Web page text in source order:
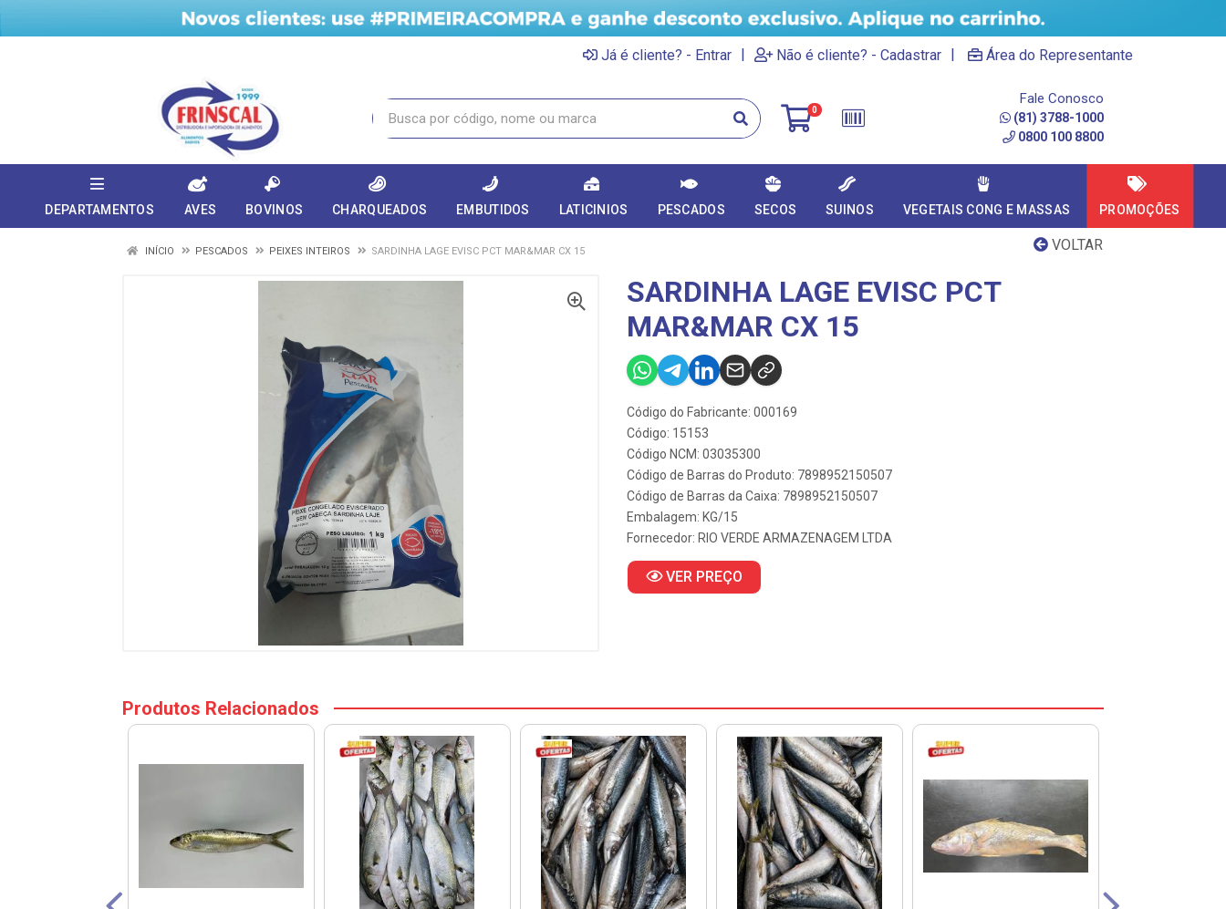
Já é cliente? - Entrar | Não é cliente? - Cadastrar | Área do Representante
0
Fale Conosco
(81) 3788-1000
0800 100 8800
DEPARTAMENTOS AVES BOVINOS CHARQUEADOS EMBUTIDOS LATICINIOS PESCADOS SECOS SUINOS VEGETAIS CONG E MASSAS PROMOÇÕES
VOLTAR
INÍCIO PESCADOS PEIXES INTEIROS SARDINHA LAGE EVISC PCT MAR&MAR CX 15
SARDINHA LAGE EVISC PCT
MAR&MAR CX 15
Código do Fabricante: 000169
Código: 15153
Código NCM: 03035300
Código de Barras do Produto: 7898952150507
Código de Barras da Caixa: 7898952150507
Embalagem: KG/15
Fornecedor: RIO VERDE ARMAZENAGEM LTDA
VER PREÇO
Produtos Relacionados